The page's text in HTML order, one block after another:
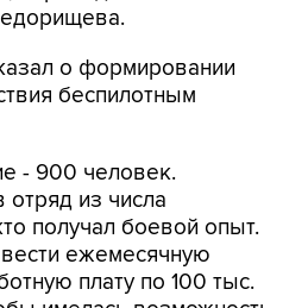
о формировании
беспилотным
- 900 человек.
из числа
получал боевой опыт.
ежемесячную
плату по 100 тыс.